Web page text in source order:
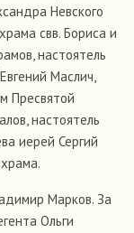
Невского
свв. Бориса и
настоятель
Маслич,
Пресвятой
настоятель
иерей Сергий
Марков. За
Ольги